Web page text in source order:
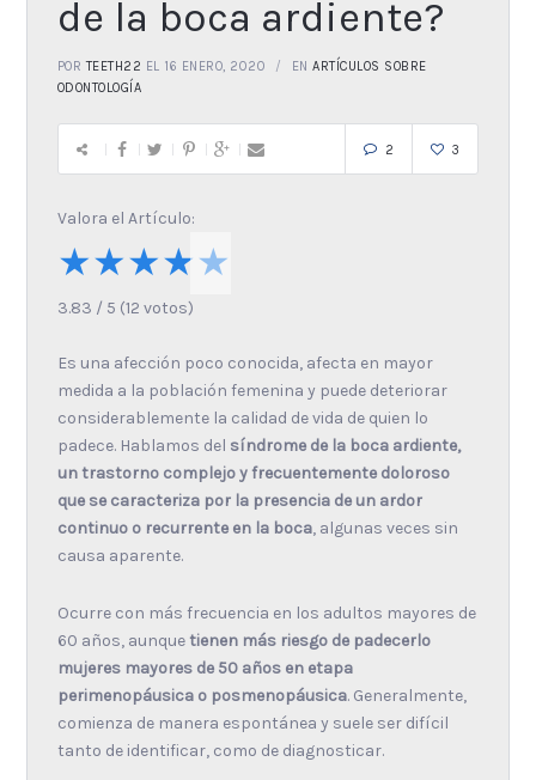
de la boca ardiente?
PORTEETH22 EL 16 ENERO, 2020 ENARTÍCULOS SOBRE
ODONTOLOGÍA
3
2
Valora el Artículo:
★★★★★
3.83 / 5 (12 votos)
Es una afección poco conocida, afecta en mayor
medida a la población femenina y puede deteriorar
considerablemente la calidad de vida de quien lo
padece. Hablamos del síndrome de la boca ardiente,
un trastorno complejo y frecuentemente doloroso
que se caracteriza por la presencia de un ardor
continuo o recurrente en la boca, algunas veces sin
causa aparente.
Ocurre con más frecuencia en los adultos mayores de
60 años, aunquetienen más riesgo de padecerlo
mujeres mayores de 50 años en etapa
perimenopáusica o posmenopáusica. Generalmente,
comienza de manera espontánea y suele ser difícil
tanto de identificar, como de diagnosticar.